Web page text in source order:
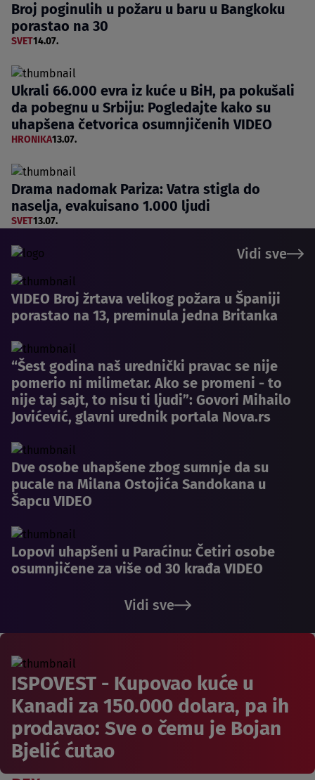
Broj poginulih u požaru u baru u Bangkoku
porastao na 30
SVET14.07.
Ukrali 66.000 evra iz kuće u BiH, pa pokušali
da pobegnu u Srbiju: Pogledajte kako su
uhapšena četvorica osumnjičenih VIDEO
HRONIKA13.07.
Drama nadomak Pariza: Vatra stigla do
naselja, evakuisano 1.000 ljudi
SVET13.07.
Vidi sve
VIDEO Broj žrtava velikog požara u Španiji
porastao na 13, preminula jedna Britanka
“Šest godina naš urednički pravac se nije
pomerio ni milimetar. Ako se promeni - to
nije taj sajt, to nisu ti ljudi”: Govori Mihailo
Jovićević, glavni urednik portala Nova.rs
Dve osobe uhapšene zbog sumnje da su
pucale na Milana Ostojića Sandokana u
Šapcu VIDEO
Lopovi uhapšeni u Paraćinu: Četiri osobe
osumnjičene za više od 30 krađa VIDEO
Vidi sve
ISPOVEST - Kupovao kuće u
Kanadi za 150.000 dolara, pa ih
prodavao: Sve o čemu je Bojan
Bjelić ćutao